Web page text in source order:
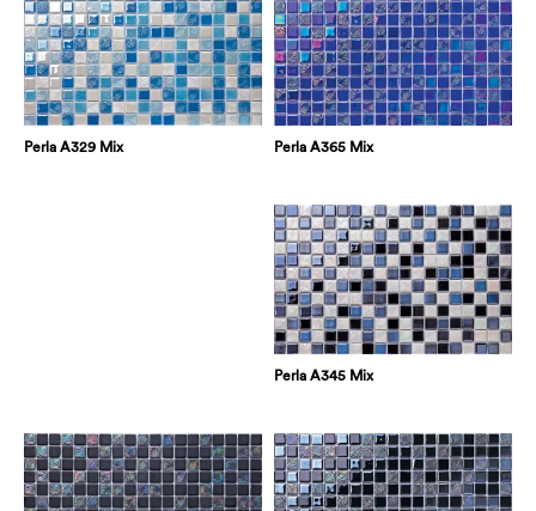
Perla A329 Mix Perla A365 Mix
Perla A345 Mix